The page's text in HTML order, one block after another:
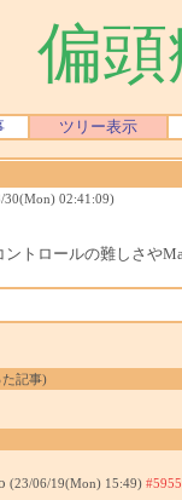
偏
ツリー表示
30(Mon) 02:41:09)
トロールの難しさや
記事)
(23/06/19(Mon) 15:49) #5955